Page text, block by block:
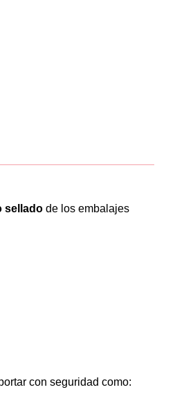
sellado de los embalajes
con seguridad como: